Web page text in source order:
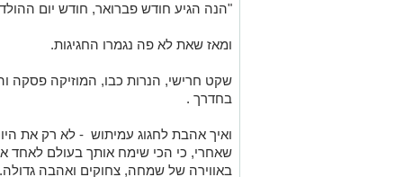
"הנה הגיע חודש פברואר, חודש יום
ומאז שאת לא פה נגמרו החגיגות.
שקט חרישי, הנרות כבו, המוזיקה פסקה
בחדרך .
ואיך אהבת לחגוג עמיתוש - לא רק את
שאחרי, כי הכי שימח אותך בעולם
באווירה של שמחה, צחוקים ואהבה גדולה.